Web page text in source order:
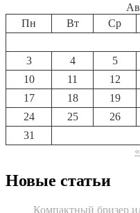
Пн
Вт Ср
3
4 5
10
11 12
17
18 19
24
25 26
31
Новые статьи
Компактный бризер